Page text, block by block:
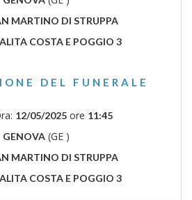
MARTINO DI STRUPPA
COSTA E POGGIO 3
DEL FUNERALE
12/05/2025ore 11:45
GENOVA (GE )
MARTINO DI STRUPPA
COSTA E POGGIO 3